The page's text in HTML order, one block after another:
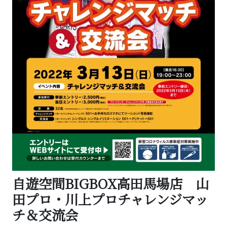
自遊空間BIGBOX高田馬場店 山
田プロ・川上プロチャレンジマッ
チ＆交流会